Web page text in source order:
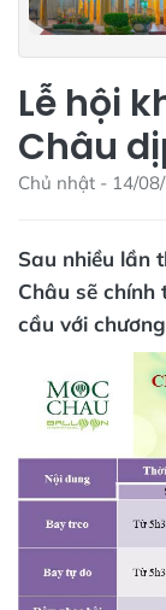
Lễ hội
Châu
Chủ nhật - 14/
Sau nhiều lần
Châu sẽ chính
cầu với